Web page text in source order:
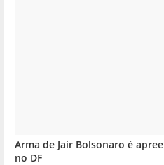
Arma de Jair Bolsonaro é
no DF